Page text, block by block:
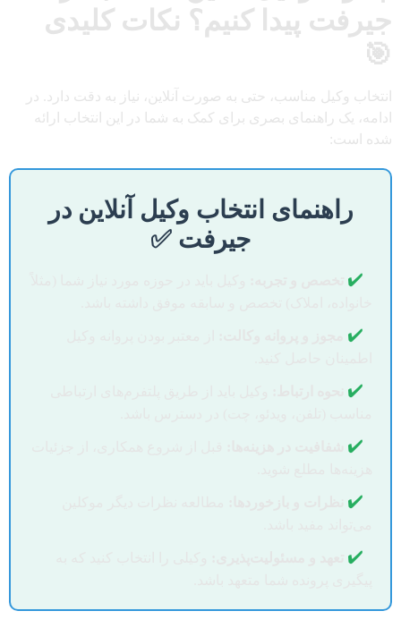
جیرفت پیدا کنیم؟ نکات کلیدی
🎯
انتخاب وکیل مناسب، حتی به صورت آنلاین، نیاز به دقت دارد. در
ادامه، یک راهنمای بصری برای کمک به شما در این انتخاب ارائه
شده است:
راهنمای انتخاب وکیل آنلاین در
جیرفت ✅
✔️
✔️
✔️
✔️
✔️
✔️